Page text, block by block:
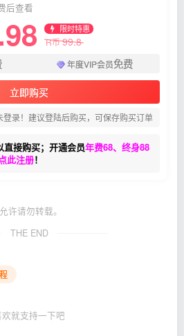
后查看
限时特惠
R币99.8
年度VIP会员免费
立即购买
登录！建议登陆后购买，可保存购买订单
接购买；开通会员年费68、终身88
点此注册！
许请勿转载。
THE END
就支持一下吧